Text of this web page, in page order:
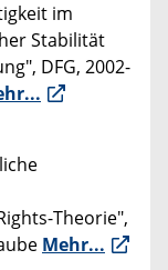
im
Stabilität
DFG, 2002-
Theorie",
Mehr...